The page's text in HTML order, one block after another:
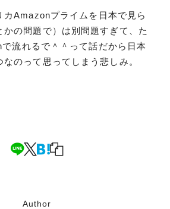
カAmazonプライムを日本で見ら
かの問題で）は別問題すぎて、た
流れるで＾＾って話だから日本
のって思ってしまう悲しみ。
Author